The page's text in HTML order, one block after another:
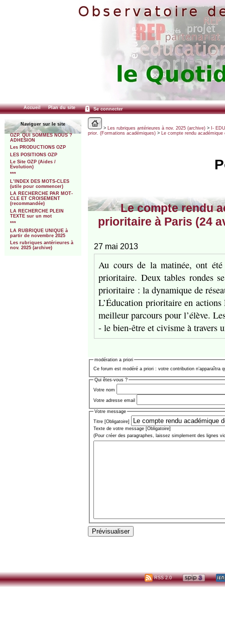
Accueil Plan du site Se connecter
Naviguer sur le site
OZP. QUI SOMMES NOUS ?
ADHESION
Les PRODUCTIONS OZP
LES POSITIONS OZP
Le Site OZP (Aides /
Evolution)
***
L’INDEX DES MOTS-CLES
(utile pour commencer)
LA RECHERCHE PAR MOT-
CLE ET CROISEMENT
(recommandée)
LA RECHERCHE PLEIN
TEXTE sur un mot
***
LA RUBRIQUE UNIQUE à
partir de novembre 2025
Les rubriques antérieures à
nov. 2025 (archive)
> Les rubriques antérieures à nov. 2025 (archive)> I-
prior. (Formations académiques)> Le compte rendu
Le compte rendu
prioritaire à Paris (24
27 mai 2013
Au cours de la matinée, ont été
prioritaire. Deux tables rondes
prioritaire : la dynamique de
L’Éducation prioritaire en
meilleur parcours pour l’élève.
- le bien-être et civisme à
modération a priori
Ce forum est modéré a priori : votre contribution n’apparaîtra
Qui êtes-vous ?
Votre nom
Votre adresse email
Votre message
Titre [Obligatoire]
Texte de votre message [Obligatoire]
(Pour créer des paragraphes, laissez simplement des lignes
RSS 2.0